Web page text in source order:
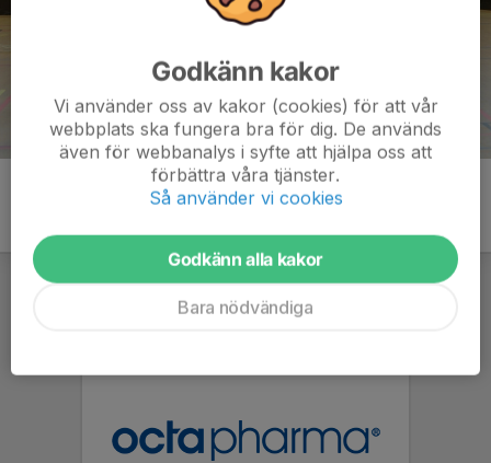
Godkänn kakor
Vi använder oss av kakor (cookies) för att vår
webbplats ska fungera bra för dig. De används
även för webbanalys i syfte att hjälpa oss att
förbättra våra tjänster.
Så använder vi cookies
Godkänn alla kakor
Bara nödvändiga